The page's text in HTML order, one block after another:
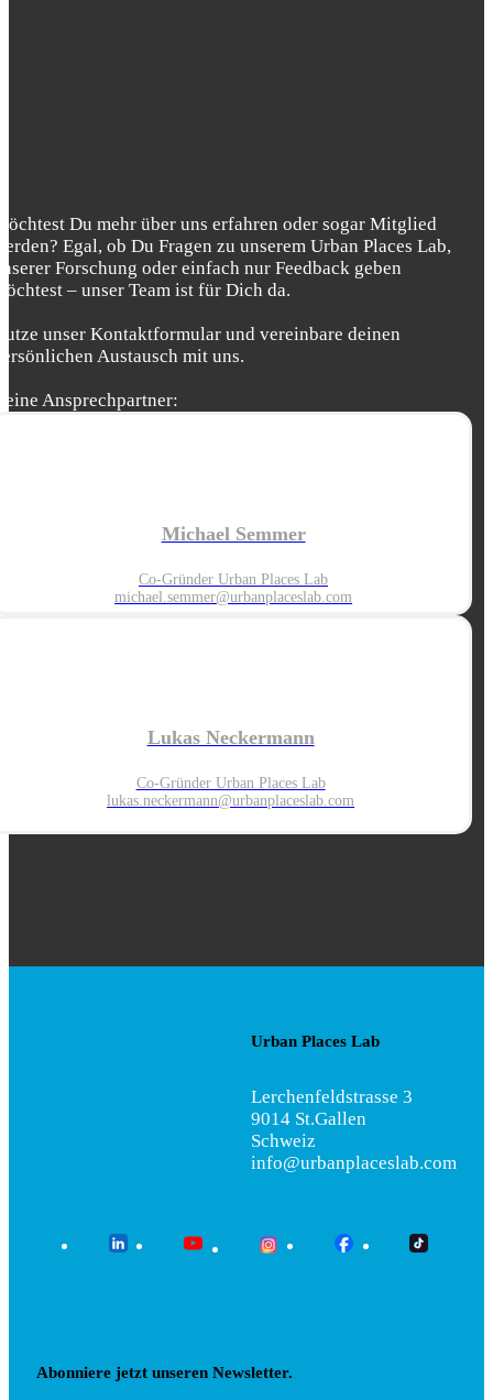
Du mehr über uns erfahren oder sogar Mitglied
Egal, ob Du Fragen zu unserem Urban Places Lab,
Forschung oder einfach nur Feedback geben
– unser Team ist für Dich da.
unser Kontaktformular und vereinbare deinen
Austausch mit uns.
Ansprechpartner:
Michael Semmer
Co-Gründer Urban Places Lab
michael.semmer@urbanplaceslab.com
Lukas Neckermann
Co-Gründer Urban Places Lab
lukas.neckermann@urbanplaceslab.com
Urban Places Lab
Lerchenfeldstrasse 3
9014 St.Gallen
Schweiz
info@urbanplaceslab.com
Abonniere jetzt unseren Newsletter.